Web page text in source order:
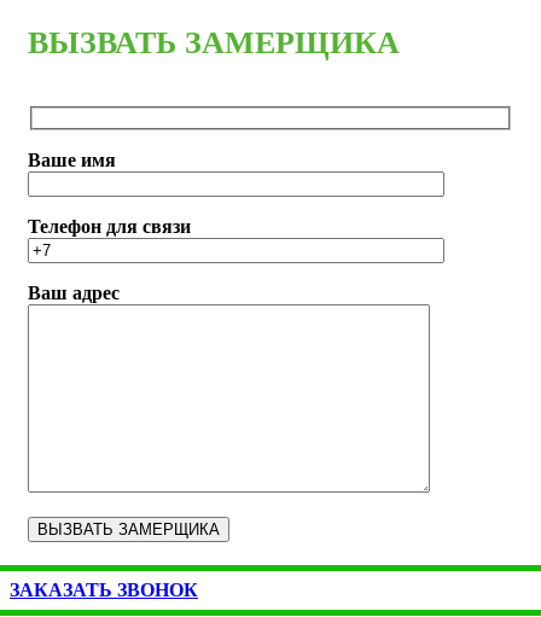
ВЫЗВАТЬ ЗАМЕРЩИКА
Ваше имя
Телефон для связи
Ваш адрес
ЗАКАЗАТЬ ЗВОНОК